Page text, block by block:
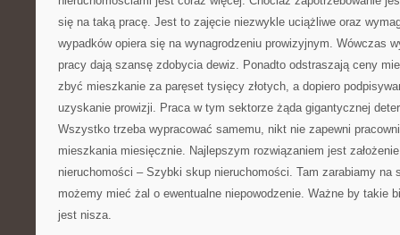
się na taką pracę. Jest to zajęcie niezwykle uciążliwe oraz
wypadków opiera się na wynagrodzeniu prowizyjnym. Wówczas
pracy dają szansę zdobycia dewiz. Ponadto odstraszają ceny
zbyć mieszkanie za paręset tysięcy złotych, a dopiero
uzyskanie prowizji. Praca w tym sektorze żąda gigantycznej
Wszystko trzeba wypracować samemu, nikt nie zapewni
mieszkania miesięcznie. Najlepszym rozwiązaniem jest założenie
nieruchomości – Szybki skup nieruchomości. Tam zarabiamy na
możemy mieć żal o ewentualne niepowodzenie. Ważne by takie
jest nisza.